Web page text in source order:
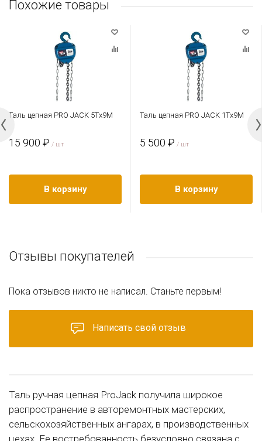
Похожие товары
Таль цепная PRO JACK 5Тх9М
15 900 ₽ / шт
В корзину
Таль цепная PRO JACK 1Тх9М
5 500 ₽ / шт
В корзину
Отзывы покупателей
Написать свой отзыв
Пока отзывов никто не написал. Станьте первым!
Таль ручная цепная ProJack получила широкое
распространение в авторемонтных мастерских,
сельскохозяйственных ангарах, в производственных
цехах. Ее востребованность безусловно связана с